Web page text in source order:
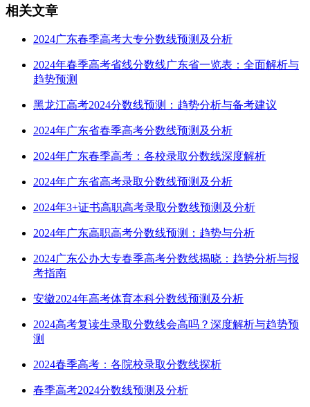
相关文章
2024广东春季高考大专分数线预测及分析
2024年春季高考省线分数线广东省一览表：全面解析与
趋势预测
黑龙江高考2024分数线预测：趋势分析与备考建议
2024年广东省春季高考分数线预测及分析
2024年广东春季高考：各校录取分数线深度解析
2024年广东省高考录取分数线预测及分析
2024年3+证书高职高考录取分数线预测及分析
2024年广东高职高考分数线预测：趋势与分析
2024广东公办大专春季高考分数线揭晓：趋势分析与报
考指南
安徽2024年高考体育本科分数线预测及分析
2024高考复读生录取分数线会高吗？深度解析与趋势预
测
2024春季高考：各院校录取分数线探析
春季高考2024分数线预测及分析